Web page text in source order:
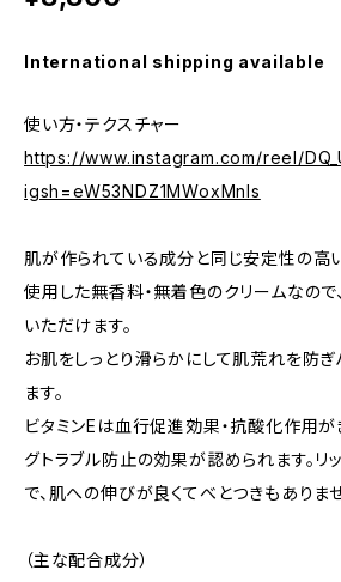
International shipping available
使い方・テクスチャー
https://www.instagram.com/reel/
igsh=eW53NDZ1MWoxMnls
肌が作られている成分と同じ安定性の高
使用した無香料・無着色のクリームなので
いただけます。
お肌をしっとり滑らかにして肌荒れを防
ます。
ビタミンEは血行促進効果・抗酸化作用が
グトラブル防止の効果が認められます。リ
で、肌への伸びが良くてべとつきもありませ
（主な配合成分）